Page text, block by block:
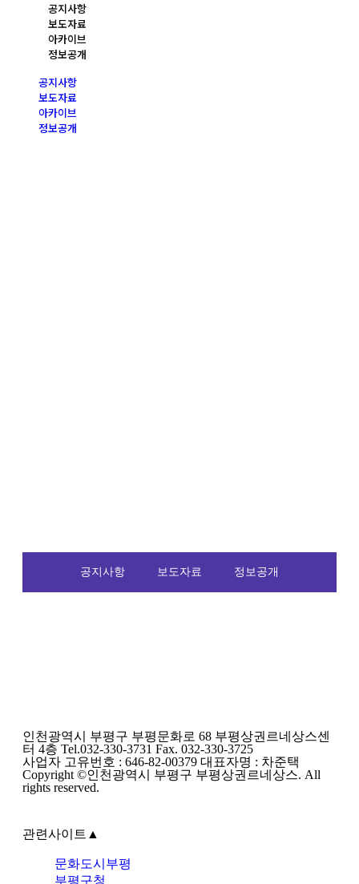
공지사항
보도자료
아카이브
정보공개
공지사항
보도자료
아카이브
정보공개
공지사항 보도자료 정보공개
인천광역시 부평구 부평문화로 68 부평상권르네상스센
터 4층 Tel.032-330-3731 Fax. 032-330-3725
사업자 고유번호 : 646-82-00379 대표자명 : 차준택
Copyright ©인천광역시 부평구 부평상권르네상스. All
rights reserved.
관련사이트 ▲
문화도시부평
부평구청